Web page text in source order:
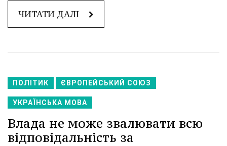
ЧИТАТИ ДАЛІ
ПОЛІТИК ЄВРОПЕЙСЬКИЙ СОЮЗ
УКРАЇНСЬКА МОВА
Влада не може звалювати всю
відповідальність за